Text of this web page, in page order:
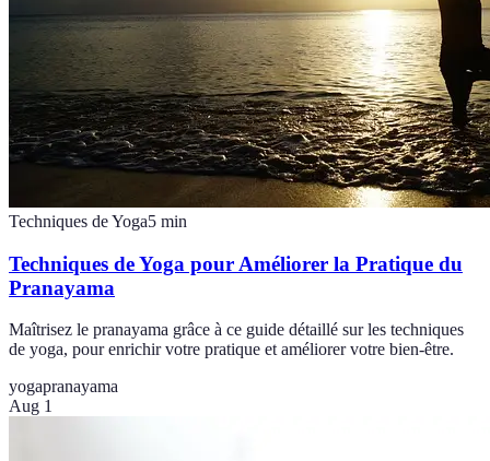
Techniques de Yoga5 min
Techniques de Yoga pour Améliorer la Pratique du
Pranayama
Maîtrisez le pranayama grâce à ce guide détaillé sur les techniques
de yoga, pour enrichir votre pratique et améliorer votre bien-être.
yogapranayama
Aug 1